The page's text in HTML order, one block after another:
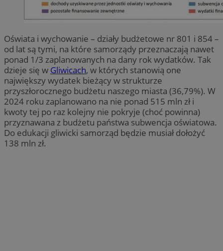
Oświata i wychowanie – działy budżetowe nr 801 i 854 –
od lat są tymi, na które samorządy przeznaczają nawet
ponad 1/3 zaplanowanych na dany rok wydatków. Tak
dzieje się w Gliwicach, w których stanowią one
największy wydatek bieżący w strukturze
przyszłorocznego budżetu naszego miasta (36,79%). W
2024 roku zaplanowano na nie ponad 515 mln zł i
kwoty tej po raz kolejny nie pokryje (choć powinna)
przyznawana z budżetu państwa subwencja oświatowa.
Do edukacji gliwicki samorząd będzie musiał dołożyć
138 mln zł.